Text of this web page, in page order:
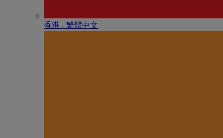
香港 - 繁體中文